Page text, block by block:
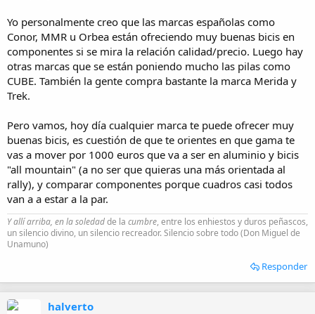
Yo personalmente creo que las marcas españolas como
Conor, MMR u Orbea están ofreciendo muy buenas bicis en
componentes si se mira la relación calidad/precio. Luego hay
otras marcas que se están poniendo mucho las pilas como
CUBE. También la gente compra bastante la marca Merida y
Trek.
Pero vamos, hoy día cualquier marca te puede ofrecer muy
buenas bicis, es cuestión de que te orientes en que gama te
vas a mover por 1000 euros que va a ser en aluminio y bicis
"all mountain" (a no ser que quieras una más orientada al
rally), y comparar componentes porque cuadros casi todos
van a a estar a la par.
Y allí arriba, en la soledadde la cumbre, entre los enhiestos y duros peñascos,
un silencio divino, un silencio recreador. Silencio sobre todo (Don Miguel de
Unamuno)
Responder
halverto